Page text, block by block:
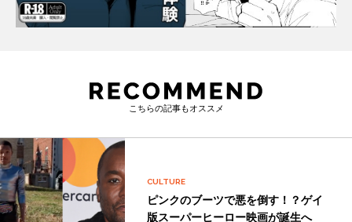
こちらの記事もオススメ
CULTURE
ピンクのブーツで悪を倒す！？ゲイ
版スーパーヒーロー映画が誕生へ